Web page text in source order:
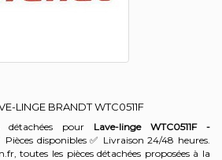
LINGE BRANDTWTC0511F
pour Lave-linge WTC0511F -
Pièces disponibles ✅ Livraison 24/48 heures.
toutes les pièces détachées proposées à la